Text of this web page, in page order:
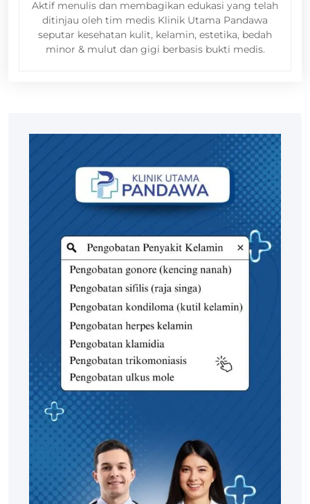
Aktif menulis dan membagikan edukasi yang telah
ditinjau oleh tim medis Klinik Utama Pandawa
seputar kesehatan kulit, kelamin, estetika, bedah
minor & mulut dan gigi berbasis bukti medis.